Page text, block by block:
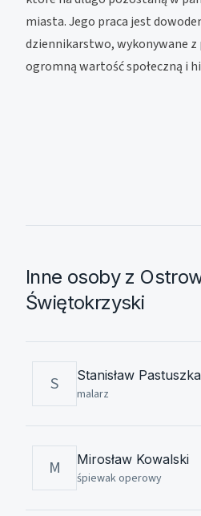
miasta. Jego praca jest
dziennikarstwo, wykonywane z
ogromną wartość społeczną i
Inne osoby z
Świętokrzyski
S
Stanisław Pastuszka
malarz
M
Mirosław Kowalski
śpiewak operowy